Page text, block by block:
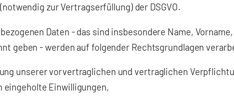
zur Vertragserfüllung) der DSGVO.
Daten - das sind insbesondere Name,
geben - werden auf folgender Rechtsgrundlagen
unserer vorvertraglichen und vertraglichen
eingeholte Einwilligungen,